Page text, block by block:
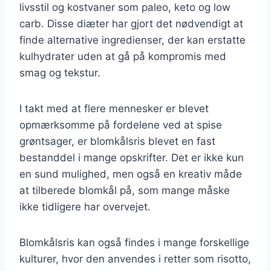
livsstil og kostvaner som paleo, keto og low
carb. Disse diæter har gjort det nødvendigt at
finde alternative ingredienser, der kan erstatte
kulhydrater uden at gå på kompromis med
smag og tekstur.
I takt med at flere mennesker er blevet
opmærksomme på fordelene ved at spise
grøntsager, er blomkålsris blevet en fast
bestanddel i mange opskrifter. Det er ikke kun
en sund mulighed, men også en kreativ måde
at tilberede blomkål på, som mange måske
ikke tidligere har overvejet.
Blomkålsris kan også findes i mange forskellige
kulturer, hvor den anvendes i retter som risotto,